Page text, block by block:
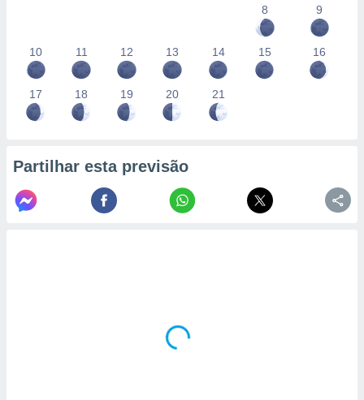
8
9
10 11 12 13 14 15 16
17 18 19 20 21
Partilhar esta previsão